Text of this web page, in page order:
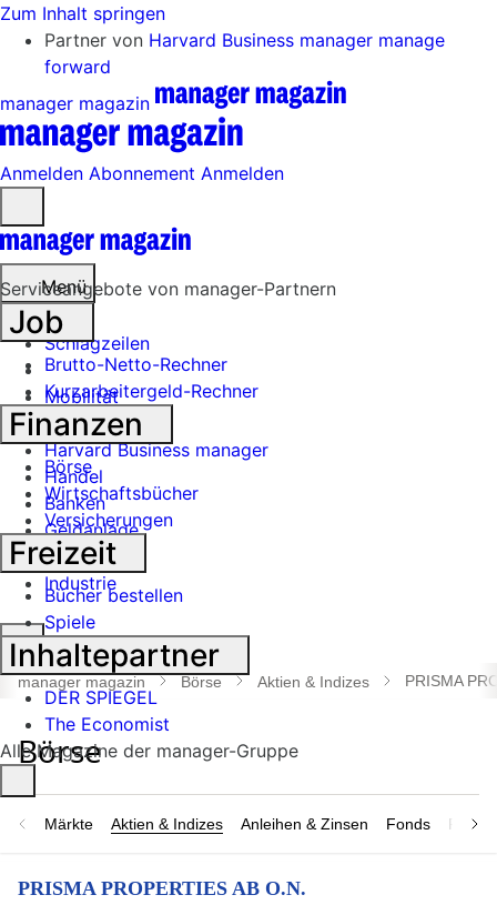
Zum Inhalt springen
Partner von Harvard Business manager manage
forward
manager magazin
Anmelden Abonnement Anmelden
öffnen
Menü
Schlagzeilen
Mobilität
Tech
Harvard Business manager
Handel
Banken
Geldanlage
Börse
Industrie
Suche
öffnen
manager magazin Börse Aktien & Indizes PRISMA
Märkte Aktien & Indizes Anleihen & Zinsen Fonds
PRISMA PROPERTIES AB O.N.
Serviceangebote von manager-Partnern
Job
Brutto-Netto-Rechner
Kurzarbeitergeld-Rechner
Finanzen
Börse
Wirtschaftsbücher
Versicherungen
Freizeit
Bücher bestellen
Spiele
Inhaltepartner
DER SPIEGEL
The Economist
Alle Magazine der manager-Gruppe